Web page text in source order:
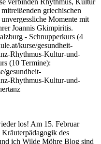
verbinden Rhythmus, Kultur
griechischen
Momente mit
Joannis Gkimpiritis.
- Schnupperkurs (4
kurse/gesundheit-
Rhythmus-Kultur-und-
(10 Termine):
gesundheit-
Rhythmus-Kultur-und-